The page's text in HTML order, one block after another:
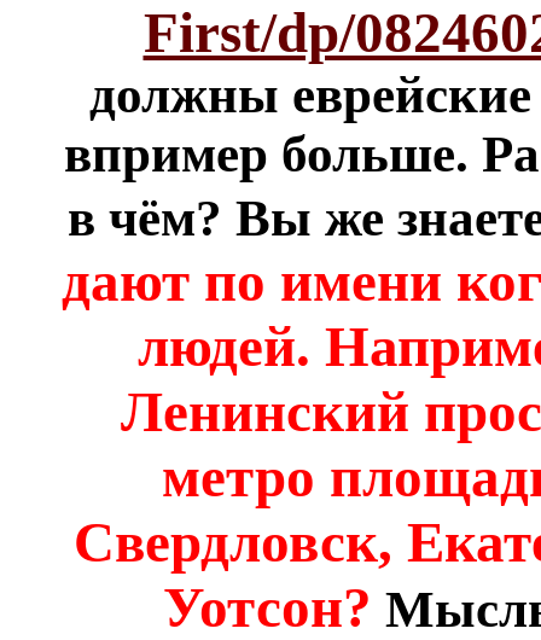
First/dp/
должны
впример больше.
в чём? Вы же
дают по имени
людей.
Ленинский
метро
Свердловск,
Уотсон?